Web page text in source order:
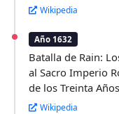
Wikipedia
Año 1632
Batalla de Rain:
al Sacro Imperio
de los Treinta
Wikipedia